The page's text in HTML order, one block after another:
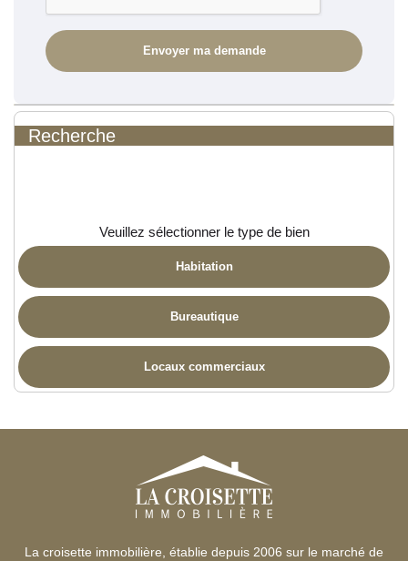
Recherche
Veuillez sélectionner le type de bien
Habitation
Bureautique
Locaux commerciaux
La croisette immobilière, établie depuis 2006 sur le marché de